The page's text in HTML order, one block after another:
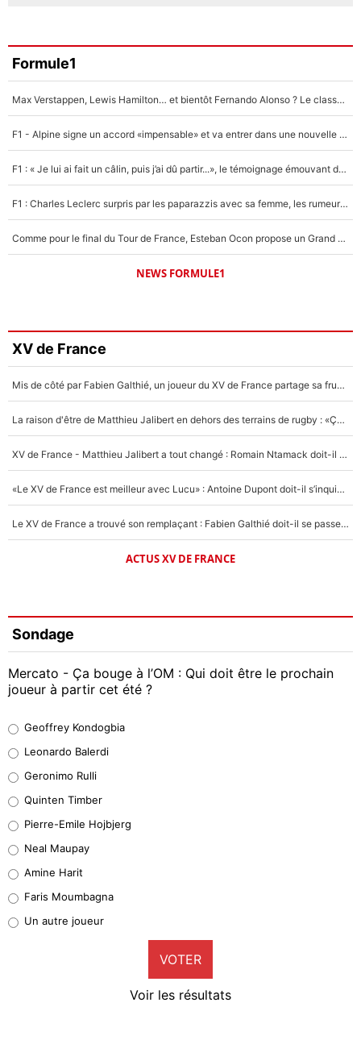
Formule1
Max Verstappen, Lewis Hamilton… et bientôt Fernando Alonso ? Le classement des pilotes les mieux payés en Formule 1 risque de changer !
F1 - Alpine signe un accord «impensable» et va entrer dans une nouvelle dimension : Grande nouvelle pour Pierre Gasly !
F1 : « Je lui ai fait un câlin, puis j’ai dû partir...», le témoignage émouvant de Max Verstappen sur sa fille
F1 : Charles Leclerc surpris par les paparazzis avec sa femme, les rumeurs étaient vraies !
Comme pour le final du Tour de France, Esteban Ocon propose un Grand Prix de Formule 1 à Paris : «Autour de l’Arc de Triomphe, ce serait génial» !
NEWS FORMULE1
XV de France
Mis de côté par Fabien Galthié, un joueur du XV de France partage sa frustration : «ils ne me l’ont pas dit tout de suite»
La raison d'être de Matthieu Jalibert en dehors des terrains de rugby : «Ça m'atteint autant que si tu touches à un membre de ma famille»
XV de France - Matthieu Jalibert a tout changé : Romain Ntamack doit-il s’inquiéter pour sa place à un an de la Coupe du monde ?
«Le XV de France est meilleur avec Lucu» : Antoine Dupont doit-il s’inquiéter pour sa place ?
Le XV de France a trouvé son remplaçant : Fabien Galthié doit-il se passer d'Antoine Dupont ?
ACTUS XV DE FRANCE
Sondage
Mercato - Ça bouge à l’OM : Qui doit être le prochain
joueur à partir cet été ?
38%
32%
5%
1%
9%
Geoffrey Kondogbia
Leonardo Balerdi
Geronimo Rulli
Quinten Timber
Pierre-Emile Hojbjerg
Neal Maupay
Amine Harit
Faris Moumbagna
Un autre joueur
VOTER
Voir les résultats